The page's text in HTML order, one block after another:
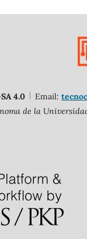
4.0 Email:
de la